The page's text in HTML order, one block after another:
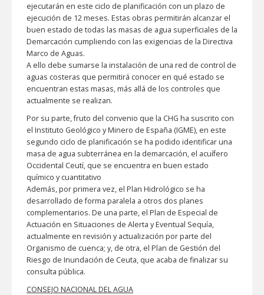
ejecutarán en este ciclo de planificación con un plazo de
ejecución de 12 meses. Estas obras permitirán alcanzar el
buen estado de todas las masas de agua superficiales de la
Demarcación cumpliendo con las exigencias de la Directiva
Marco de Aguas.
A ello debe sumarse la instalación de una red de control de
aguas costeras que permitirá conocer en qué estado se
encuentran estas masas, más allá de los controles que
actualmente se realizan.
Por su parte, fruto del convenio que la CHG ha suscrito con
el Instituto Geológico y Minero de España (IGME), en este
segundo ciclo de planificación se ha podido identificar una
masa de agua subterránea en la demarcación, el acuífero
Occidental Ceutí, que se encuentra en buen estado
químico y cuantitativo
Además, por primera vez, el Plan Hidrológico se ha
desarrollado de forma paralela a otros dos planes
complementarios. De una parte, el Plan de Especial de
Actuación en Situaciones de Alerta y Eventual Sequía,
actualmente en revisión y actualización por parte del
Organismo de cuenca; y, de otra, el Plan de Gestión del
Riesgo de Inundación de Ceuta, que acaba de finalizar su
consulta pública.
CONSEJO NACIONAL DEL AGUA